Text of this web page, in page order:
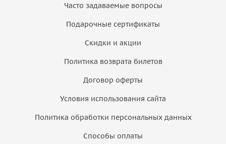
Часто задаваемые вопросы
Подарочные сертификаты
Скидки и акции
Политика возврата билетов
Договор оферты
Условия использования сайта
Политика обработки персональных данных
Способы оплаты